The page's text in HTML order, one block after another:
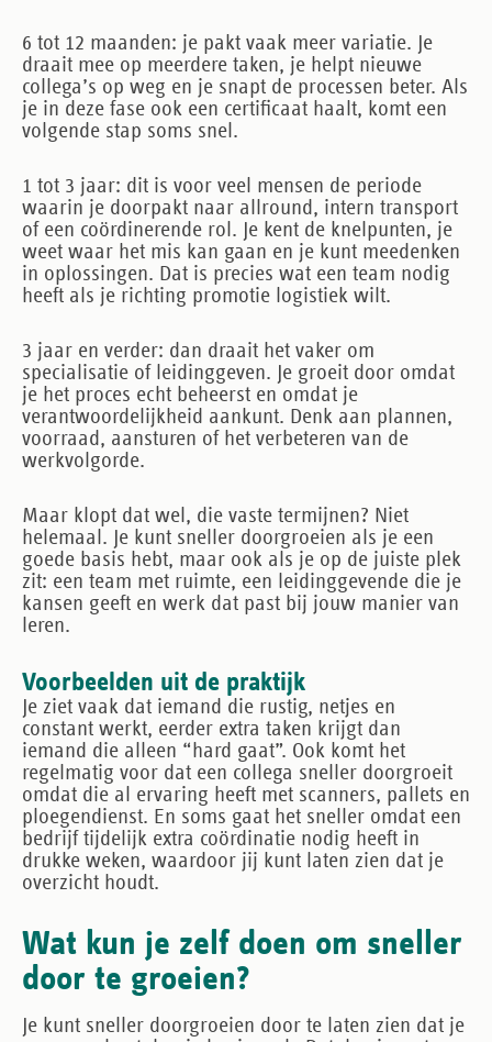
6 tot 12 maanden: je pakt vaak meer variatie. Je
draait mee op meerdere taken, je helpt nieuwe
collega’s op weg en je snapt de processen beter. Als
je in deze fase ook een certificaat haalt, komt een
volgende stap soms snel.
1 tot 3 jaar: dit is voor veel mensen de periode
waarin je doorpakt naar allround, intern transport
of een coördinerende rol. Je kent de knelpunten, je
weet waar het mis kan gaan en je kunt meedenken
in oplossingen. Dat is precies wat een team nodig
heeft als je richting promotie logistiek wilt.
3 jaar en verder: dan draait het vaker om
specialisatie of leidinggeven. Je groeit door omdat
je het proces echt beheerst en omdat je
verantwoordelijkheid aankunt. Denk aan plannen,
voorraad, aansturen of het verbeteren van de
werkvolgorde.
Maar klopt dat wel, die vaste termijnen? Niet
helemaal. Je kunt sneller doorgroeien als je een
goede basis hebt, maar ook als je op de juiste plek
zit: een team met ruimte, een leidinggevende die je
kansen geeft en werk dat past bij jouw manier van
leren.
Voorbeelden uit de praktijk
Je ziet vaak dat iemand die rustig, netjes en
constant werkt, eerder extra taken krijgt dan
iemand die alleen “hard gaat”. Ook komt het
regelmatig voor dat een collega sneller doorgroeit
omdat die al ervaring heeft met scanners, pallets en
ploegendienst. En soms gaat het sneller omdat een
bedrijf tijdelijk extra coördinatie nodig heeft in
drukke weken, waardoor jij kunt laten zien dat je
overzicht houdt.
Wat kun je zelf doen om sneller
door te groeien?
Je kunt sneller doorgroeien door te laten zien dat je